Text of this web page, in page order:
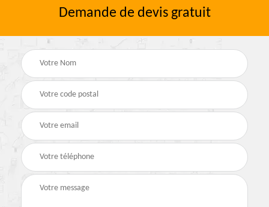
Demande de devis gratuit